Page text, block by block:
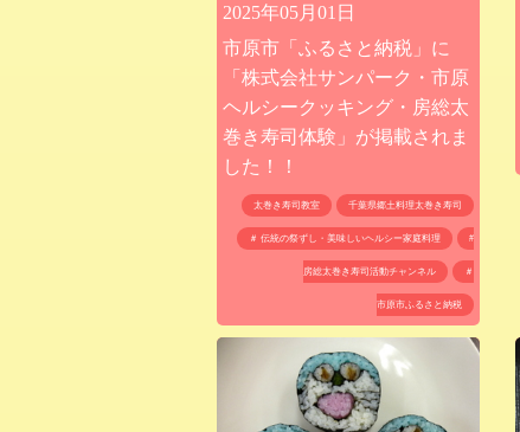
2025年05月01日
市原市「ふるさと納税」に
「株式会社サンパーク・市原
ヘルシークッキング・房総太
巻き寿司体験」が掲載されま
した！！
太巻き寿司教室 千葉県郷土料理太巻き寿司
＃ 伝統の祭ずし・美味しいヘルシー家庭料理 #
房総太巻き寿司活動チャンネル ＃
市原市ふるさと納税